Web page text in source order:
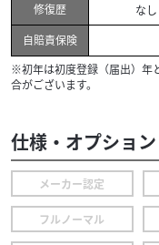
修復歴
なし
自賠責保険
※初年は初度登録（届出）年
合がございます。
仕様・オプショ
メーカー認定
フルノーマル